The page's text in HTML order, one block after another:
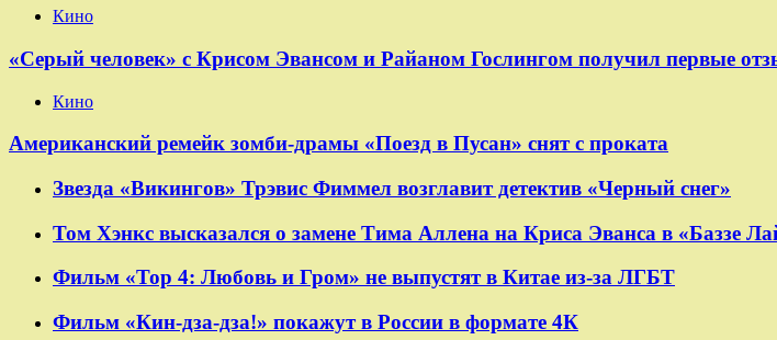
Кино
«Серый человек» с Крисом Эвансом и Райаном Гослингом получил первые
Кино
Американский ремейк зомби-драмы «Поезд в Пусан» снят с проката
Звезда «Викингов» Трэвис Фиммел возглавит детектив «Черный снег»
Том Хэнкс высказался о замене Тима Аллена на Криса Эванса в «Баззе
Фильм «Тор 4: Любовь и Гром» не выпустят в Китае из-за ЛГБТ
Фильм «Кин-дза-дза!» покажут в России в формате 4К